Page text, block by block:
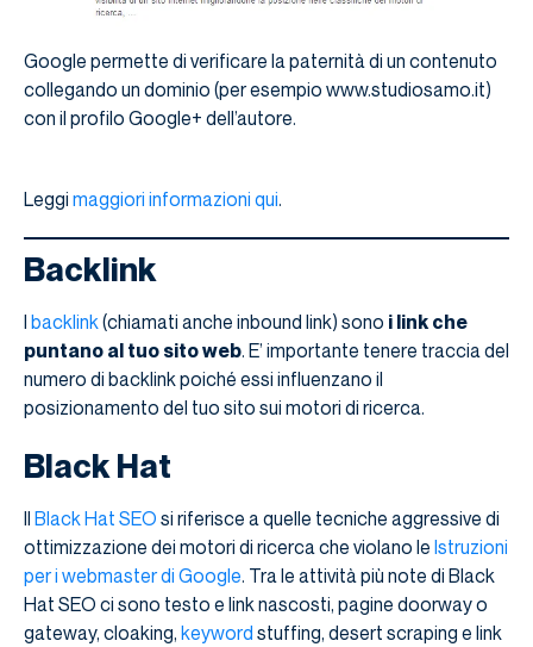
Google permette di verificare la paternità di un contenuto
collegando un dominio (per esempio www.studiosamo.it)
con il profilo Google+ dell’autore.
Leggi maggiori informazioni qui.
Backlink
I backlink(chiamati anche inbound link) sono i link che
puntano al tuo sito web. E’ importante tenere traccia del
numero di backlink poiché essi influenzano il
posizionamento del tuo sito sui motori di ricerca.
Black Hat
Il Black Hat SEO si riferisce a quelle tecniche aggressive di
ottimizzazione dei motori di ricerca che violano le Istruzioni
per i webmaster di Google. Tra le attività più note di Black
Hat SEO ci sono testo e link nascosti, pagine doorway o
gateway, cloaking, keyword stuffing, desert scraping e link